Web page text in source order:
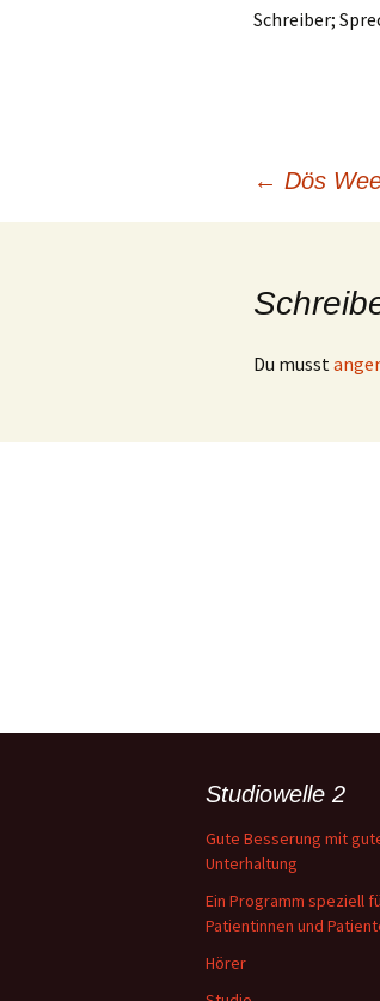
EMBED
Schreiber;
← Dös
Du musst
Studiowelle 2
Gute Besserung mit
Unterhaltung
Ein Programm speziell
Patientinnen und
Hörer